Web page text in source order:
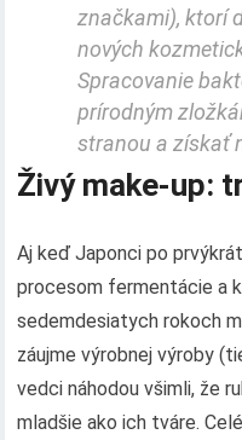
značkami), ktorí
nových
Spracovanie
prírodným
stranou a získať
Živý make-up:
Aj keď Japonci po
procesom fermentácie a
sedemdesiatych rokoch
záujme výrobnej výroby
vedci náhodou všimli, že
mladšie ako ich tváre.